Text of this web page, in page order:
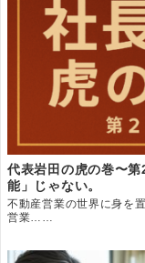
代表岩田の虎の巻〜
能」じゃない。
不動産営業の世界に身を
営業……